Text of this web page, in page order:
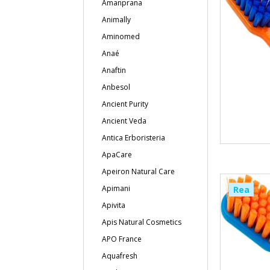
Amanprana
Animally
Aminomed
Anaé
Anaftin
Anbesol
Ancient Purity
Ancient Veda
Antica Erboristeria
ApaCare
Apeiron Natural Care
Apimani
Apivita
Apis Natural Cosmetics
APO France
Aquafresh
Rea